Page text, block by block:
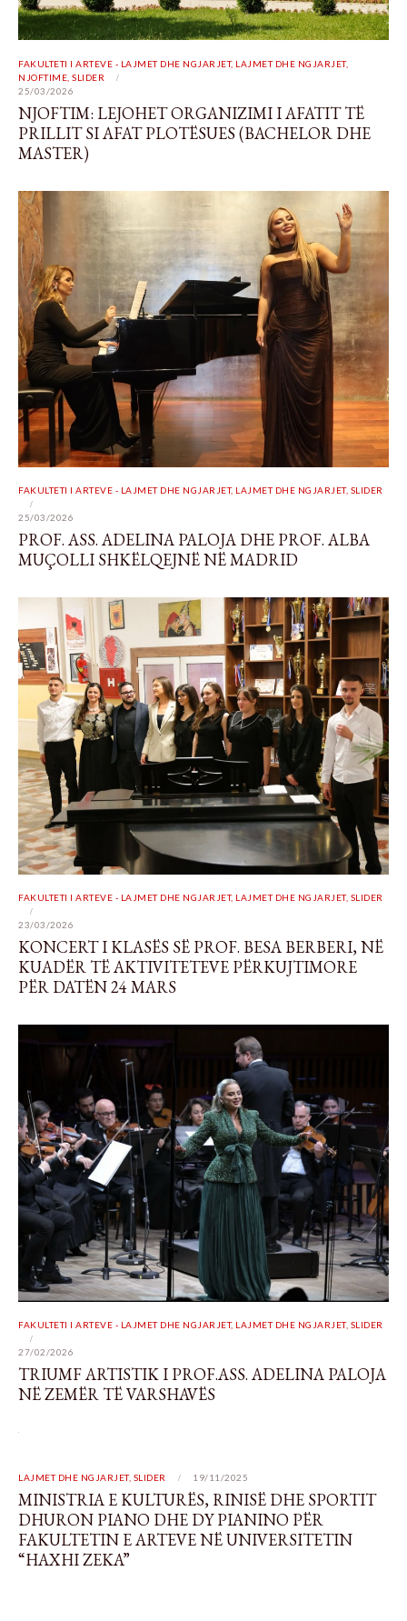
FAKULTETI I ARTEVE - LAJMET DHE NGJARJET, LAJMET DHE NGJARJET,
NJOFTIME SLIDER
25/03/2026
NJOFTIM: LEJOHET ORGANIZIMI I AFATIT TË
PRILLIT SI AFAT PLOTËSUES (BACHELOR DHE
MASTER)
FAKULTETI I ARTEVE - LAJMET DHE NGJARJET, LAJMET DHE NGJARJET, SLIDER
25/03/2026
PROF. ASS. ADELINA PALOJA DHE PROF. ALBA
MUÇOLLI SHKËLQEJNË NË MADRID
FAKULTETI I ARTEVE - LAJMET DHE NGJARJET, LAJMET DHE NGJARJET, SLIDER
23/03/2026
KONCERT I KLASËS SË PROF. BESA BERBERI, NË
KUADËR TË AKTIVITETEVE PËRKUJTIMORE
PËR DATËN 24 MARS
FAKULTETI I ARTEVE - LAJMET DHE NGJARJET, LAJMET DHE NGJARJET, SLIDER
27/02/2026
TRIUMF ARTISTIK I PROF.ASS. ADELINA PALOJA
NË ZEMËR TË VARSHAVËS
LAJMET DHE NGJARJET, SLIDER 19/11/2025
MINISTRIA E KULTURËS, RINISË DHE SPORTIT
DHURON PIANO DHE DY PIANINO PËR
FAKULTETIN E ARTEVE NË UNIVERSITETIN
“HAXHI ZEKA”